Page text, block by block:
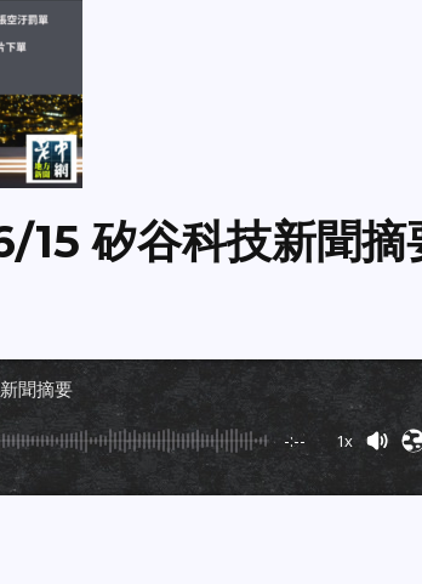
15 矽谷科技新聞摘
聞摘要
-:-- 1x